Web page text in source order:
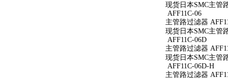
现货日本SMC主管
AFF11C-06
主管路过滤器
现货日本SMC主管
AFF11C-06D
主管路过滤器
现货日本SMC主管
AFF11C-06D-H
主管路过滤器